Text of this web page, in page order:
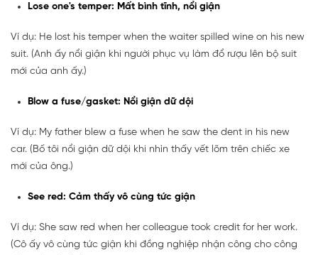
Lose one's temper: Mất bình tĩnh, nổi giận
Ví dụ: He lost his temper when the waiter spilled wine on his new
suit. (Anh ấy nổi giận khi người phục vụ làm đổ rượu lên bộ suit
mới của anh ấy.)
Blow a fuse/gasket: Nổi giận dữ dội
Ví dụ: My father blew a fuse when he saw the dent in his new
car. (Bố tôi nổi giận dữ dội khi nhìn thấy vết lõm trên chiếc xe
mới của ông.)
See red: Cảm thấy vô cùng tức giận
Ví dụ: She saw red when her colleague took credit for her work.
(Cô ấy vô cùng tức giận khi đồng nghiệp nhận công cho công